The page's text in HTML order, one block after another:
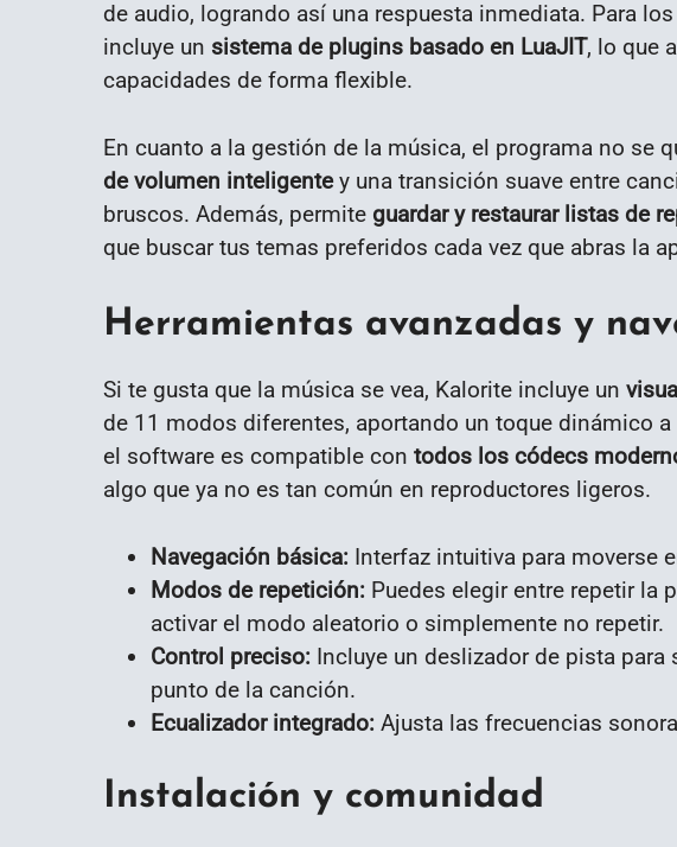
de audio, logrando así una respuesta inmediata. Para
incluye un sistema de plugins basado en LuaJIT, lo que
capacidades de forma flexible.
En cuanto a la gestión de la música, el programa no se
de volumen inteligentey una transición suave entre
bruscos. Además, permite guardar y restaurar listas de
que buscar tus temas preferidos cada vez que abras la
Herramientas avanzadas y
Si te gusta que la música se vea, Kalorite incluye un
de 11 modos diferentes, aportando un toque dinámico
el software es compatible con todos los códecs
algo que ya no es tan común en reproductores ligeros.
Navegación básica: Interfaz intuitiva para moverse
Modos de repetición: Puedes elegir entre repetir la
activar el modo aleatorio o simplemente no repetir.
Control preciso: Incluye un deslizador de pista
punto de la canción.
Ecualizador integrado: Ajusta las frecuencias
Instalación y comunidad